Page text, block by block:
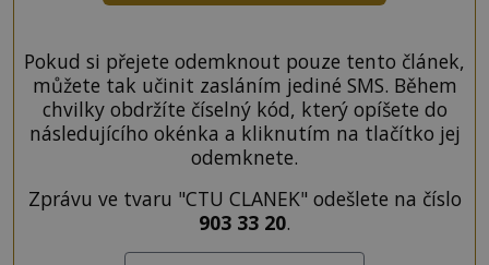
Pokud si přejete odemknout pouze tento článek,
můžete tak učinit zasláním jediné SMS. Během
chvilky obdržíte číselný kód, který opíšete do
následujícího okénka a kliknutím na tlačítko jej
odemknete.
Zprávu ve tvaru "CTU CLANEK" odešlete na číslo
903 33 20.